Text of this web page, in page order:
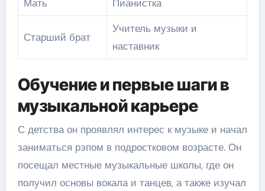
Мать
Пианистка
Старший брат
Учитель музыки и
наставник
Обучение и первые шаги в
музыкальной карьере
С детства он проявлял интерес к музыке и начал
заниматься рэпом в подростковом возрасте. Он
посещал местные музыкальные школы, где он
получил основы вокала и танцев, а также изучал